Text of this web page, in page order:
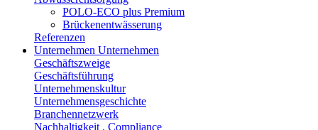
POLO-ECO plus Premium
Brückenentwässerung
Referenzen
Unternehmen Unternehmen
Geschäftszweige
Geschäftsführung
Unternehmenskultur
Unternehmensgeschichte
Branchennetzwerk
Nachhaltigkeit . Compliance